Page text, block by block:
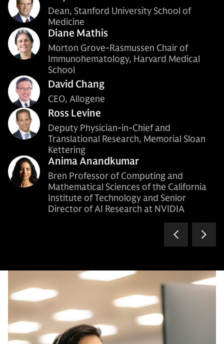
Dean, Stanford University School of
Medicine
Diane Mathis
Morton Grove-Rasmussen Chair of
Immunohematology, Harvard Medical
School
David Chang
CEO, Allogene
Ross Levine
Deputy Physician-in-Chief and
Translational Research, Memorial Sloan
Kettering
Anima Anandkumar
Bren Professor of Computing and
Mathematical Sciences of the California
Institute of Technology and Senior
Director of AI Research at NVIDIA